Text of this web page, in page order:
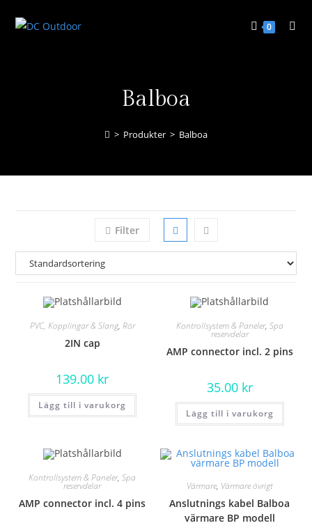
0
Balboa
> Produkter > Balboa
Filter
PVC, Kopplingar & Slang, Rör
2IN cap
139.00 kr
Lägg till i varukorg
Kontrollsystem & Paneler, Spa
reservdelar
AMP connector incl. 2 pins
35.00 kr
Lägg till i varukorg
Kontrollsystem & Paneler,Spa
reservdelar
AMP connector incl. 4 pins
Värmare, Värmare övrigt
Anslutnings kabel Balboa
värmare BP modell